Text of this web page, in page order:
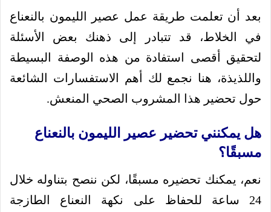
بعد أن تعلمت طريقة عمل عصير الليمون بالنعناع
في الخلاط، قد تتبادر إلى ذهنك بعض الأسئلة
لتحقيق أقصى استفادة من هذه الوصفة البسيطة
واللذيذة، هنا نجمع لك أهم الاستفسارات الشائعة
حول تحضير هذا المشروب الصحي المنعش.
هل يمكنني تحضير عصير الليمون بالنعناع
مسبقًا؟
نعم، يمكنك تحضيره مسبقًا، لكن ننصح بتناوله خلال
24 ساعة للحفاظ على نكهة النعناع الطازجة